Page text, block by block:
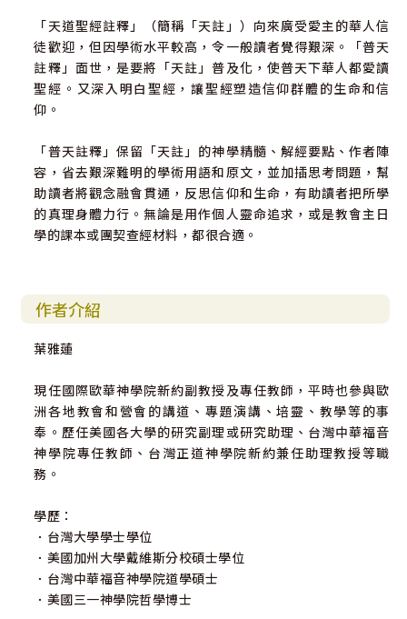
「天道聖經註釋」（簡稱「天註」）向來廣受愛主的華人信
徒歡迎，但因學術水平較高，令一般讀者覺得艱深。「普天
註釋」面世，是要將「天註」普及化，使普天下華人都愛讀
聖經。又深入明白聖經，讓聖經塑造信仰群體的生命和信
仰。
「普天註釋」保留「天註」的神學精髓、解經要點、作者陣
容，省去艱深難明的學術用語和原文，並加插思考問題，幫
助讀者將觀念融會貫通，反思信仰和生命，有助讀者把所學
的真理身體力行。無論是用作個人靈命追求，或是教會主日
學的課本或團契查經材料，都很合適。
作者介紹
葉雅蓮
現任國際歐華神學院新約副教授及專任教師，平時也參與歐
洲各地教會和營會的講道、專題演講、培靈、教學等的事
奉。歷任美國各大學的研究副理或研究助理、台灣中華福音
神學院專任教師、台灣正道神學院新約兼任助理教授等職
務。
學歷：
．台灣大學學士學位
．美國加州大學戴維斯分校碩士學位
．台灣中華福音神學院道學碩士
．美國三一神學院哲學博士